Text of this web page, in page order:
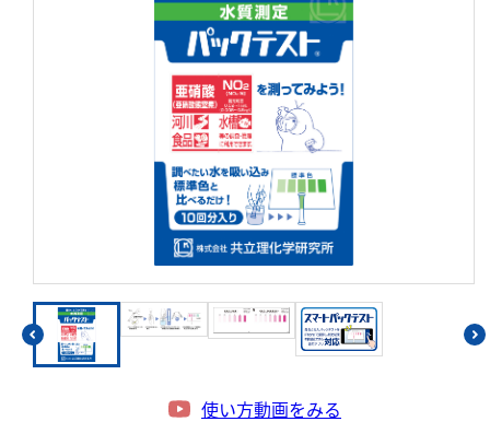
使い方動画をみる
亜塩素酸ナトリウム
総残留塩素
硫黄